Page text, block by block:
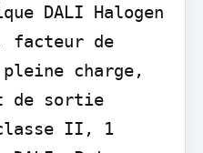
DALI Halogen
facteur de
charge,
de sortie
II, 1